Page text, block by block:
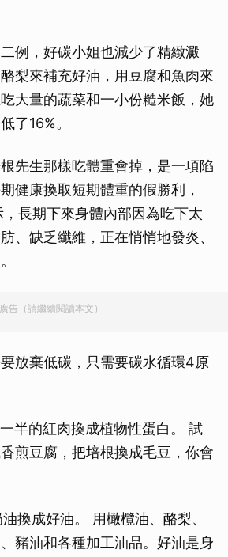
例，好碳小姐也減少了精緻澱
梨來補充好油，用豆腐和魚肉來
大量的蔬菜和一小份糙米飯，她
了16%。
先生那樣吃體重會掉，是一項陷
健康換取短期體重的假勝利，
長期下來身體內部因為吃下太
、缺乏纖維，正在悄悄地發炎、
廣告（請繼續閱讀本文）
放棄低碳，只需要碳水循環4原
半的紅肉換成植物性蛋白。 試
煎豆腐，把培根換成毛豆，你會
換成好油。 用橄欖油、酪梨、
豬油和各種加工油品。好油是身